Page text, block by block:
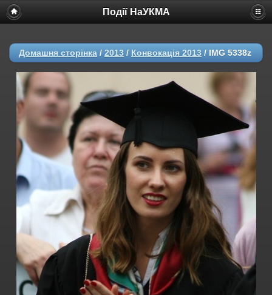
Події НаУКМА
Домашня сторінка / 2013 / Конвокація 2013 / IMG 5338z